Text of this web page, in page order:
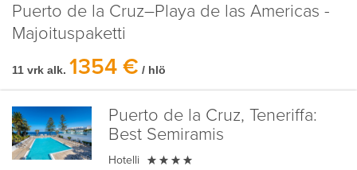
Puerto de la Cruz–Playa de las Americas -
Majoituspaketti
11 vrk alk. 1354 € / hlö
Puerto de la Cruz, Teneriffa:
Best Semiramis
Hotelli 